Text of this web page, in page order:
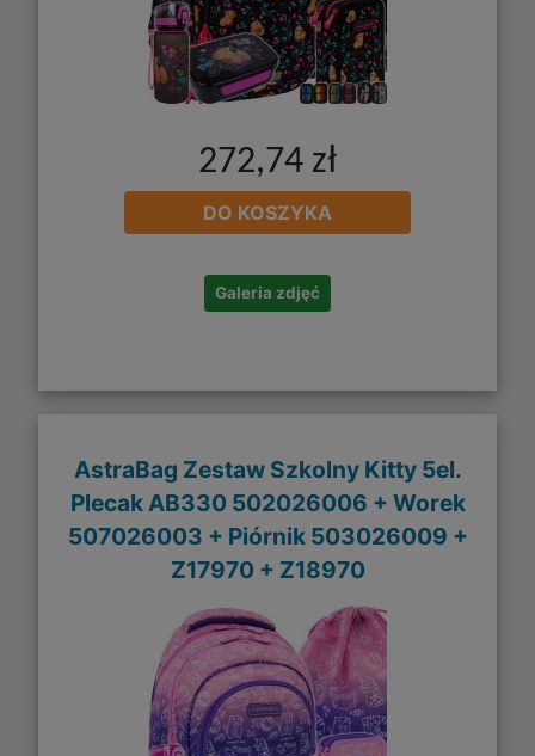
272,74 zł
DO KOSZYKA
Galeria zdjęć
AstraBag Zestaw Szkolny Kitty 5el.
Plecak AB330 502026006 + Worek
507026003 + Piórnik 503026009 +
Z17970 + Z18970